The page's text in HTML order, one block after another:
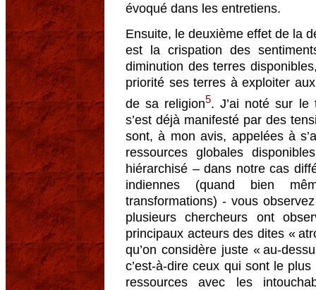
évoqué dans les entretiens.
Ensuite, le deuxième effet de la
est la crispation des
diminution des terres
priorité ses terres à exploiter
de sa religion5. J’ai noté sur le
s’est déjà manifesté par des
sont, à mon avis, appelées à
ressources globales
hiérarchisé – dans notre cas
indiennes (quand bien
transformations) - vous
plusieurs chercheurs ont
principaux acteurs des dites «
qu’on considère juste « au-
c’est-à-dire ceux qui sont le
ressources avec les